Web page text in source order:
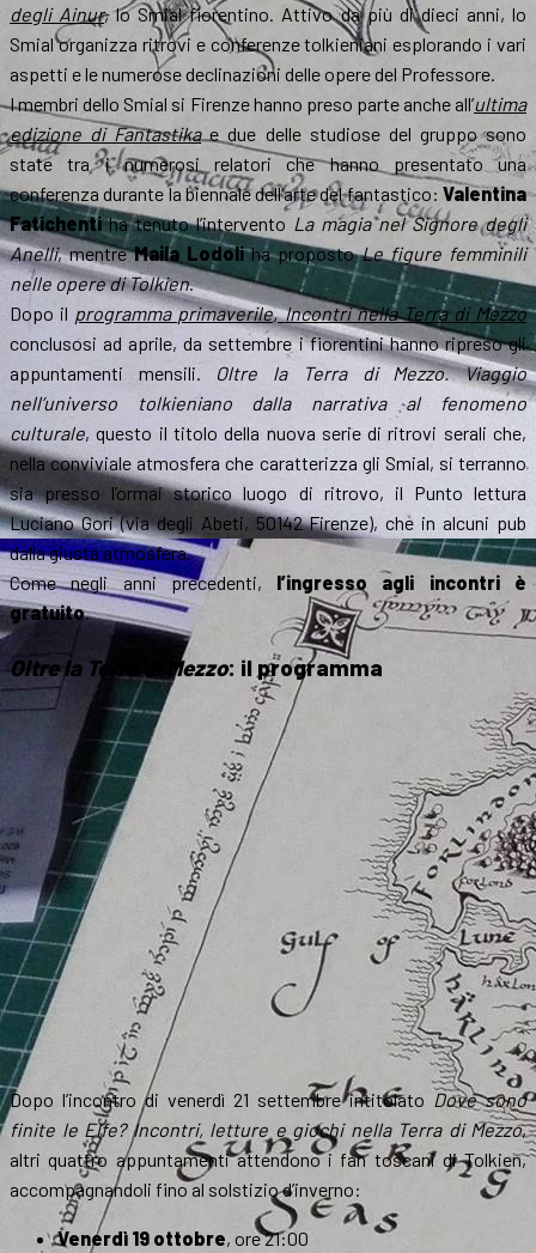
degli Ainur, lo Smial fiorentino. Attivo da più di dieci anni, lo
Smial organizza ritrovi e conferenze tolkieniani esplorando i vari
aspetti e le numerose declinazioni delle opere del Professore.
I membri dello Smial si Firenze hanno preso parte anche all’ultima
edizione di Fantastikae due delle studiose del gruppo sono
state tra i numerosi relatori che hanno presentato una
conferenza durante la biennale dell’arte del fantastico: Valentina
Fatichentiha tenuto l’intervento La magia nel Signore degli
Anelli, mentreMaila Lodoliha propostoLe figure femminili
nelle opere di Tolkien.
Dopo il programma primaverile,Incontri nella Terra di Mezzo
conclusosi ad aprile, da settembre i fiorentini hanno ripreso gli
appuntamenti mensili. Oltre la Terra di Mezzo. Viaggio
nell’universo tolkieniano dalla narrativa al fenomeno
culturale, questo il titolo della nuova serie di ritrovi serali che,
nella conviviale atmosfera che caratterizza gli Smial, si terranno
sia presso l’ormai storico luogo di ritrovo, il Punto lettura
Luciano Gori (via degli Abeti, 50142 Firenze), che in alcuni pub
dalla giusta atmosfera.
Come negli anni precedenti, l’ingresso agli incontri è
gratuito.
Oltre la Terra di Mezzo: il programma
Dopo l’incontro di venerdì 21 settembre intitolato Dove sono
finite le Elfe? Incontri, letture e giochi nella Terra di Mezzo,
altri quattro appuntamenti attendono i fan toscani di Tolkien,
accompagnandoli fino al solstizio d’inverno:
Venerdì 19 ottobre, ore 21:00